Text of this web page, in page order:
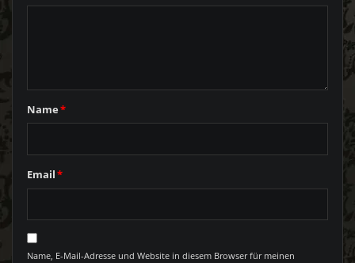
Name*
Email*
Name, E-Mail-Adresse und Website in diesem Browser für meinen